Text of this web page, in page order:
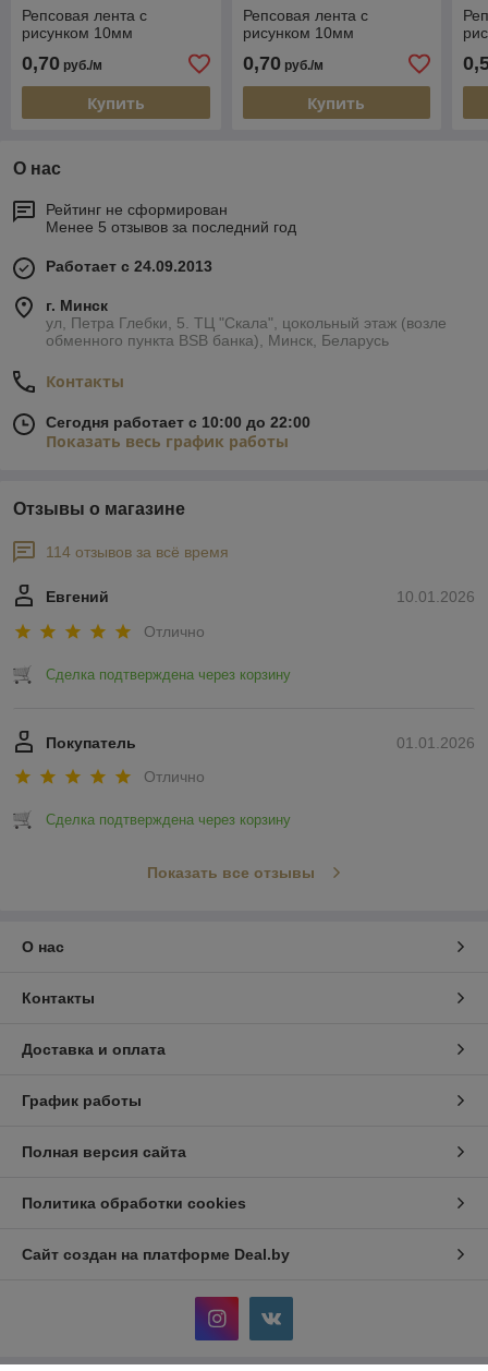
Репсовая лента с
рисунком 10мм
0,70 руб./м
Купить
Репсовая лента с
рисунком 10мм
0,70руб./м
Купить
О нас
Рейтинг не сформирован
Менее 5 отзывов за последний год
Работает с 24.09.2013
г. Минск
ул, Петра Глебки, 5. ТЦ "Скала", цокольный этаж (возле
обменного пункта BSB банка), Минск, Беларусь
Контакты
Сегодня работает с 10:00 до 22:00
Показать весь график работы
Отзывы о магазине
114 отзывов за всё время
10.01.2026
Евгений
Отлично
Сделка подтверждена через корзину
01.01.2026
Покупатель
Отлично
Сделка подтверждена через корзину
Показать все отзывы
О нас
Контакты
Доставка и оплата
График работы
Полная версия сайта
Политика обработки cookies
Сайт создан на платформе Deal.by